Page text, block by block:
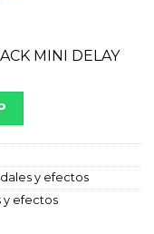
MINI DELAY
y efectos
y efectos